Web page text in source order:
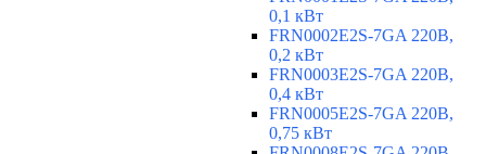
0,1 кВт
FRN0002E2S-7GA 220В,
0,2 кВт
FRN0003E2S-7GA 220В,
0,4 кВт
FRN0005E2S-7GA 220В,
0,75 кВт